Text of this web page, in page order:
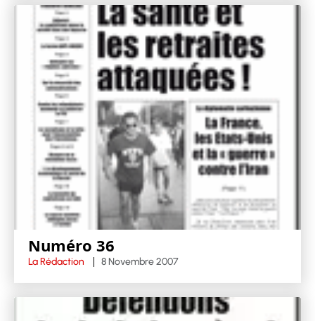
Numéro 36
La Rédaction 8 Novembre 2007